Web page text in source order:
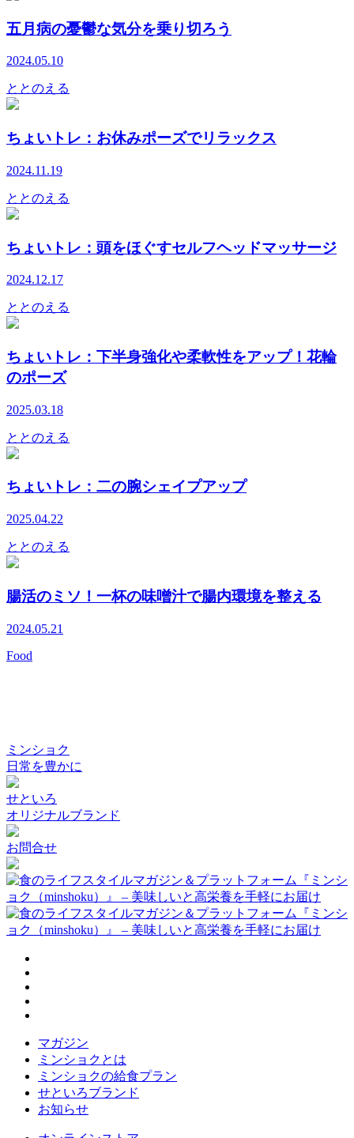
五月病の憂鬱な気分を乗り切ろう
2024.05.10
ととのえる
ちょいトレ：お休みポーズでリラックス
2024.11.19
ととのえる
ちょいトレ：頭をほぐすセルフヘッドマッサージ
2024.12.17
ととのえる
ちょいトレ：下半身強化や柔軟性をアップ！花輪
のポーズ
2025.03.18
ととのえる
ちょいトレ：二の腕シェイプアップ
2025.04.22
ととのえる
腸活のミソ！一杯の味噌汁で腸内環境を整える
2024.05.21
Food
ミンショク
日常を豊かに
せといろ
オリジナルブランド
お問合せ
マガジン
ミンショクとは
ミンショクの給食プラン
せといろブランド
お知らせ